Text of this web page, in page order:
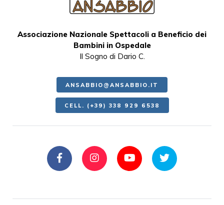
Associazione Nazionale Spettacoli a Beneficio dei
Bambini in Ospedale
Il Sogno di Dario C.
ANSABBIO@ANSABBIO.IT
CELL. (+39) 338 929 6538